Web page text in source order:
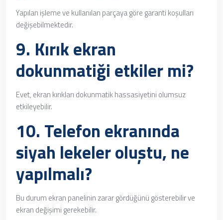
Yapılan işleme ve kullanılan parçaya göre garanti koşulları
değişebilmektedir.
9. Kırık ekran
dokunmatiği etkiler mi?
Evet, ekran kırıkları dokunmatik hassasiyetini olumsuz
etkileyebilir.
10. Telefon ekranında
siyah lekeler oluştu, ne
yapılmalı?
Bu durum ekran panelinin zarar gördüğünü gösterebilir ve
ekran değişimi gerekebilir.